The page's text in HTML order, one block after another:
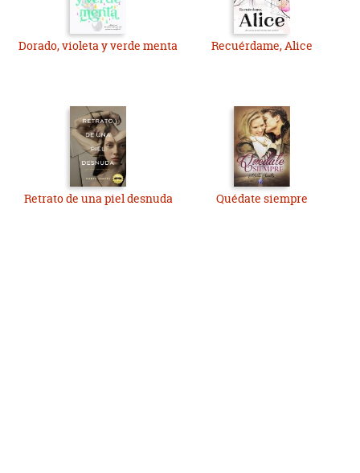
Dorado, violeta y verde menta Recuérdame, Alice
Retrato de una piel desnuda Quédate siempre